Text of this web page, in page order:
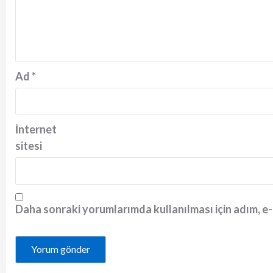
Ad*
İnternet
sitesi
Daha sonraki yorumlarımda kullanılması için